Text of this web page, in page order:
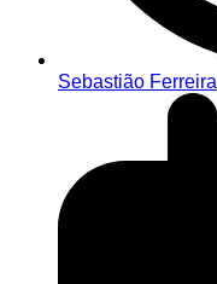
Sebastião Ferreira